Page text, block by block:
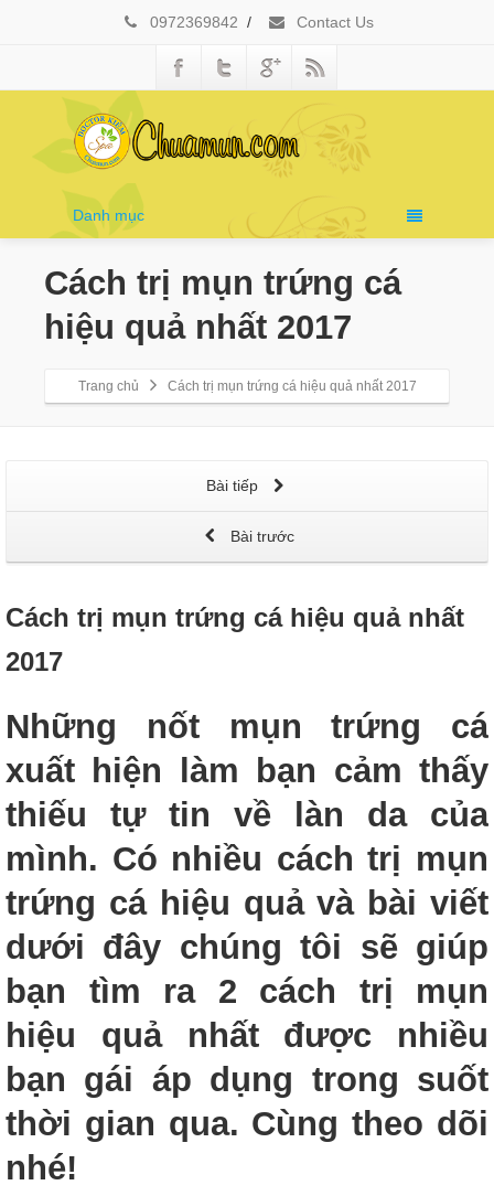
0972369842 / Contact Us
Danh mục
Cách trị mụn trứng cá
hiệu quả nhất 2017
Trang chủ Cách trị mụn trứng cá hiệu quả nhất 2017
Bài tiếp
Bài trước
Cách trị mụn trứng cá hiệu quả nhất
2017
Những nốt mụn trứng cá
xuất hiện làm bạn cảm thấy
thiếu tự tin về làn da của
mình. Có nhiều cách trị mụn
trứng cá hiệu quả và bài viết
dưới đây chúng tôi sẽ giúp
bạn tìm ra 2 cách trị mụn
hiệu quả nhất được nhiều
bạn gái áp dụng trong suốt
thời gian qua. Cùng theo dõi
nhé!